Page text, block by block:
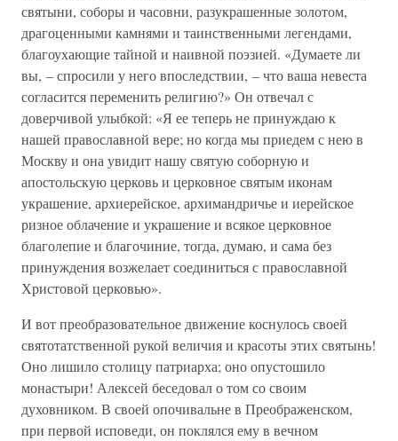
святыни, соборы и часовни, разукрашенные золотом,
драгоценными камнями и таинственными легендами,
благоухающие тайной и наивной поэзией. «Думаете ли
вы, – спросили у него впоследствии, – что ваша невеста
согласится переменить религию?» Он отвечал с
доверчивой улыбкой: «Я ее теперь не принуждаю к
нашей православной вере; но когда мы приедем с нею в
Москву и она увидит нашу святую соборную и
апостольскую церковь и церковное святым иконам
украшение, архиерейское, архимандричье и иерейское
ризное облачение и украшение и всякое церковное
благолепие и благочиние, тогда, думаю, и сама без
принуждения возжелает соединиться с православной
Христовой церковью».
И вот преобразовательное движение коснулось своей
святотатственной рукой величия и красоты этих святынь!
Оно лишило столицу патриарха; оно опустошило
монастыри! Алексей беседовал о том со своим
духовником. В своей опочивальне в Преображенском,
при первой исповеди, он поклялся ему в вечном